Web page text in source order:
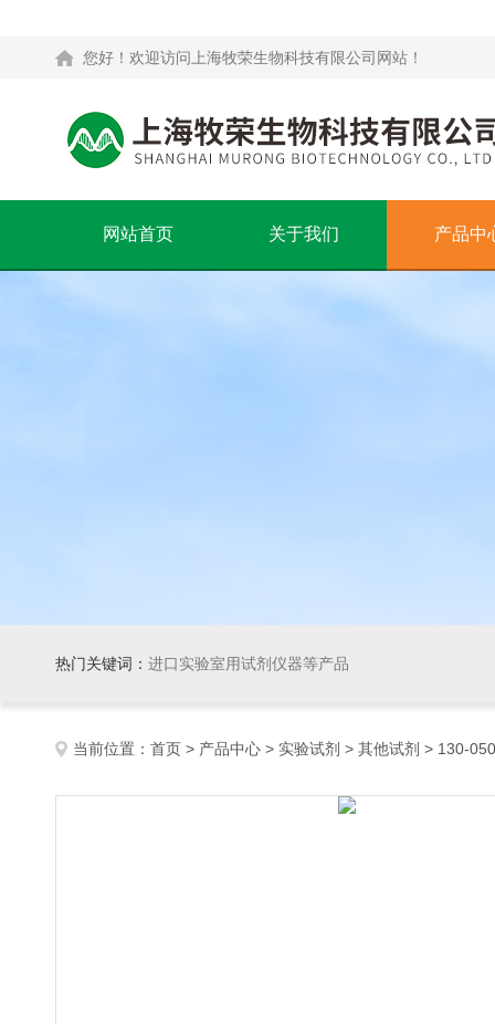
您好！欢迎访问上海牧荣生物科技有限公司网站！
网站首页 关于我们 产品中
热门关键词： 进口实验室用试剂仪器等产品
当前位置： 首页 > 产品中心 > 实验试剂 > 其他试剂 > 130-